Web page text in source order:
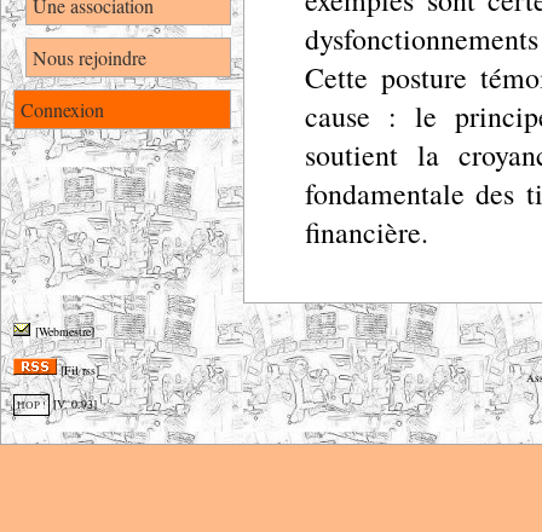
Une association
Nous rejoindre
Connexion
Cette posture
cause : le
soutient la
fondamentale des
financière.
[Webmestre]
[Fil rss]
HOP ! [V. 0.93]